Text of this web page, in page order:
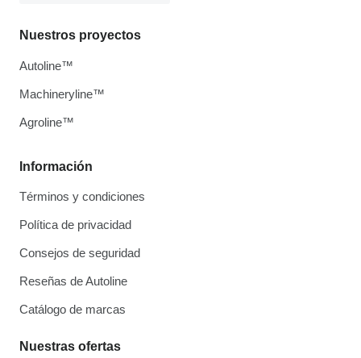
Información
Términos y condiciones
Política de privacidad
Consejos de seguridad
Reseñas de Autoline
Catálogo de marcas
Nuestras ofertas
Nuestros proyectos
Autoline™
Machineryline™
Agroline™